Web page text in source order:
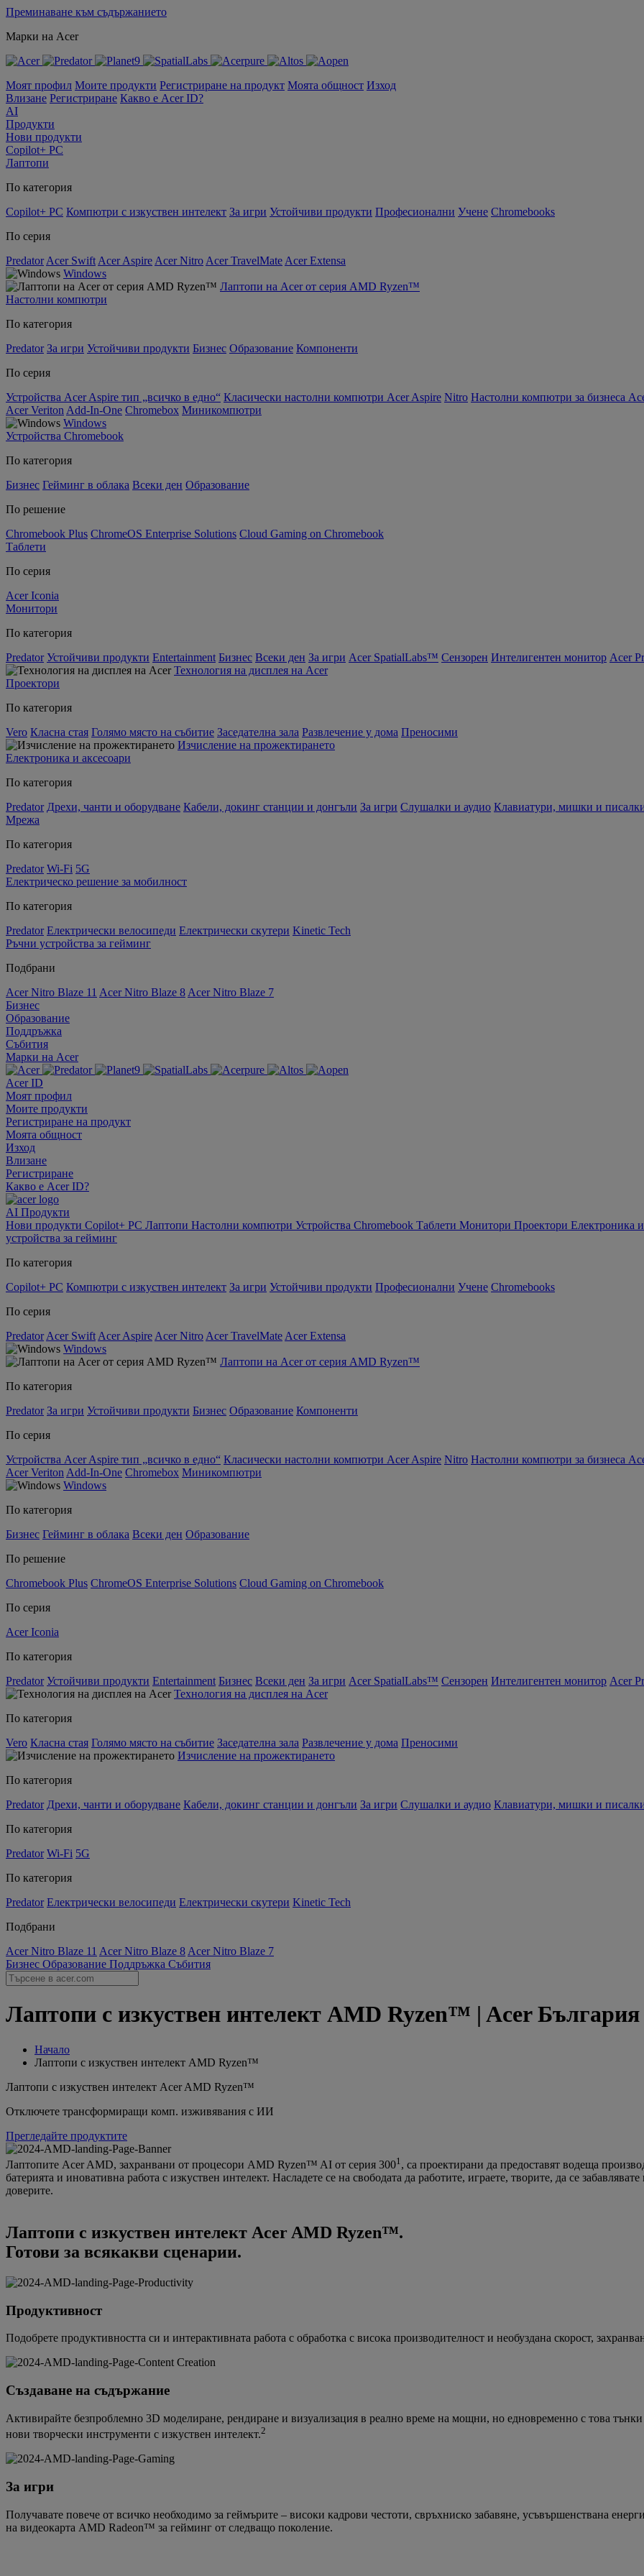
Преминаване към съдържанието
Марки на Acer
Моят профил Моите продукти Регистриране на продукт Моята общност Изход
Влизане Регистриране Какво е Acer ID?
AI
Продукти
Нови продукти
Copilot+ PC
Лаптопи
По категория
Copilot+ PC Компютри с изкуствен интелект За игри Устойчиви продукти Професионални Учене Chromebooks
По серия
Predator Acer Swift Acer Aspire Acer Nitro Acer TravelMate Acer Extensa
Windows
Лаптопи на Acer от серия AMD Ryzen™
Настолни компютри
По категория
Predator За игри Устойчиви продукти Бизнес Образование Компоненти
По серия
Устройства Acer Aspire тип „всичко в едно“ Класически настолни компютри Acer Aspire Nitro Настолни компютри за бизнеса
Acer Veriton Add-In-One Chromebox Миникомпютри
Windows
Устройства Chromebook
По категория
Бизнес Гейминг в облака Всеки ден Образование
По решение
Chromebook Plus ChromeOS Enterprise Solutions Cloud Gaming on Chromebook
Таблети
По серия
Acer Iconia
Монитори
По категория
Predator Устойчиви продукти Entertainment Бизнес Всеки ден За игри Acer SpatialLabs™ Сензорен Интелигентен монитор Acer
Технология на дисплея на Acer
Проектори
По категория
Vero Класна стая Голямо място на събитие Заседателна зала Развлечение у дома Преносими
Изчисление на прожектирането
Електроника и аксесоари
По категория
Predator Дрехи, чанти и оборудване Кабели, докинг станции и донгъли За игри Слушалки и аудио Клавиатури, мишки и
Мрежа
По категория
Predator Wi-Fi 5G
Електрическо решение за мобилност
По категория
Predator Електрически велосипеди Електрически скутери Kinetic Tech
Ръчни устройства за гейминг
Подбрани
Acer Nitro Blaze 11 Acer Nitro Blaze 8 Acer Nitro Blaze 7
Бизнес
Образование
Поддръжка
Събития
Марки на Acer
Acer ID
Моят профил
Моите продукти
Регистриране на продукт
Моята общност
Изход
Влизане
Регистриране
Какво е Acer ID?
AI Продукти
Нови продукти Copilot+ PC Лаптопи Настолни компютри Устройства Chromebook Таблети Монитори Проектори Електроника
устройства за гейминг
По категория
Copilot+ PC Компютри с изкуствен интелект За игри Устойчиви продукти Професионални Учене Chromebooks
По серия
Predator Acer Swift Acer Aspire Acer Nitro Acer TravelMate Acer Extensa
Windows
Лаптопи на Acer от серия AMD Ryzen™
По категория
Predator За игри Устойчиви продукти Бизнес Образование Компоненти
По серия
Устройства Acer Aspire тип „всичко в едно“ Класически настолни компютри Acer Aspire Nitro Настолни компютри за бизнеса
Acer Veriton Add-In-One Chromebox Миникомпютри
Windows
По категория
Бизнес Гейминг в облака Всеки ден Образование
По решение
Chromebook Plus ChromeOS Enterprise Solutions Cloud Gaming on Chromebook
По серия
Acer Iconia
По категория
Predator Устойчиви продукти Entertainment Бизнес Всеки ден За игри Acer SpatialLabs™ Сензорен Интелигентен монитор Acer
Технология на дисплея на Acer
По категория
Vero Класна стая Голямо място на събитие Заседателна зала Развлечение у дома Преносими
Изчисление на прожектирането
По категория
Predator Дрехи, чанти и оборудване Кабели, докинг станции и донгъли За игри Слушалки и аудио Клавиатури, мишки и
По категория
Predator Wi-Fi 5G
По категория
Predator Електрически велосипеди Електрически скутери Kinetic Tech
Подбрани
Acer Nitro Blaze 11 Acer Nitro Blaze 8 Acer Nitro Blaze 7
Бизнес Образование Поддръжка Събития
Лаптопи с изкуствен интелект AMD Ryzen™ | Acer България
Начало
Лаптопи с изкуствен интелект AMD Ryzen™
Лаптопи с изкуствен интелект Acer AMD Ryzen™
Отключете трансформиращи комп. изживявания с ИИ
Прегледайте продуктите
Лаптопите Acer AMD, захранвани от процесори AMD Ryzen™ AI от серия 3001 , са проектирани да предоставят водеща
батерията и иновативна работа с изкуствен интелект. Насладете се на свободата да работите, играете, творите, да се
доверите.
Лаптопи с изкуствен интелект Acer AMD Ryzen™.
Готови за всякакви сценарии.
Продуктивност
Подобрете продуктивността си и интерактивната работа с обработка с висока производителност и необуздана скорост,
Създаване на съдържание
Активирайте безпроблемно 3D моделиране, рендиране и визуализация в реално време на мощни, но едновременно с това
нови творчески инструменти с изкуствен интелект.2
За игри
Получавате повече от всичко необходимо за геймърите – високи кадрови честоти, свръхниско забавяне, усъвършенствана
на видеокарта AMD Radeon™ за гейминг от следващо поколение.